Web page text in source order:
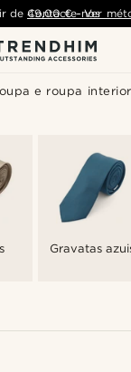
e roupa interior
de 49,00 € - Ver
Contacte-nos
Gravatas